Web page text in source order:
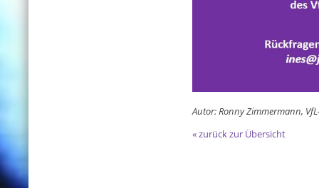
Autor: Ronny Zimmermann,
« zurück zur Übersicht